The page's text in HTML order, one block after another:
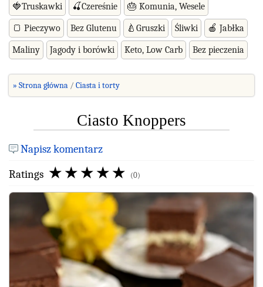
🍓Truskawki 🍒Czereśnie 🎂 Komunia, Wesele
🍞 Pieczywo Bez Glutenu 🍐Gruszki Śliwki 🍎 Jabłka
Maliny Jagody i borówki Keto, Low Carb Bez pieczenia
» Strona główna Ciasta i torty
Ciasto Knoppers
Napisz komentarz
Ratings
(0)